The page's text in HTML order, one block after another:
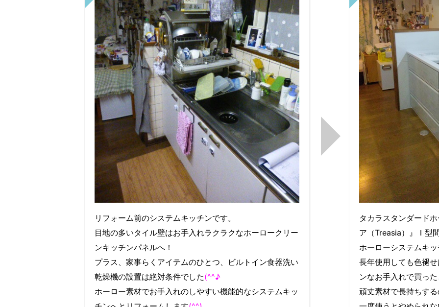
リフォーム前のシステムキッチンです。
目地の多いタイル壁はお手入れラクラクなホーロークリー
ンキッチンパネルへ！
プラス、家事らくアイテムのひとつ、ビルトイン食器洗い
乾燥機の設置は絶対条件でした(^^♪
ホーロー素材でお手入れのしやすい機能的なシステムキッ
タカラスタンダード
ア（Treasia）』Ｉ型
ホーローシステムキ
長年使用しても色褪
ンなお手入れで買っ
頑丈素材で長持ちす